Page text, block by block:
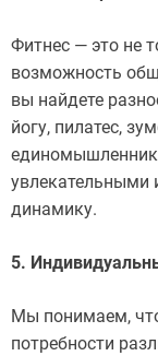
Фитнес — это не
возможность
вы найдете
йогу, пилатес,
увлекательными
динамику.
5.
Мы понимаем,
потребности